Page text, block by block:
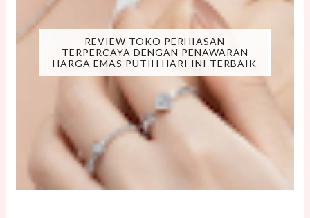
REVIEW TOKO PERHIASAN
TERPERCAYA DENGAN PENAWARAN
HARGA EMAS PUTIH HARI INI TERBAIK